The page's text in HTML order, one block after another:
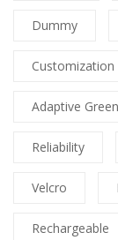
Dummy
Customization
Adaptive Green
Reliability
Velcro
Rechargeable